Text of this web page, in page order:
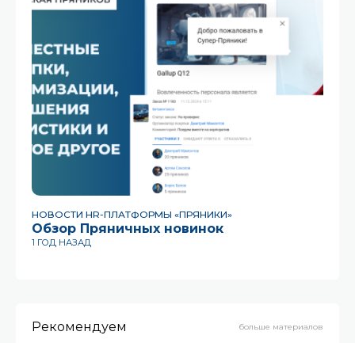
НОВОСТИ HR-ПЛАТФОРМЫ «ПРЯНИКИ»
Обзор Пряничных новинок
1 ГОД НАЗАД
Рекомендуем больше материалов